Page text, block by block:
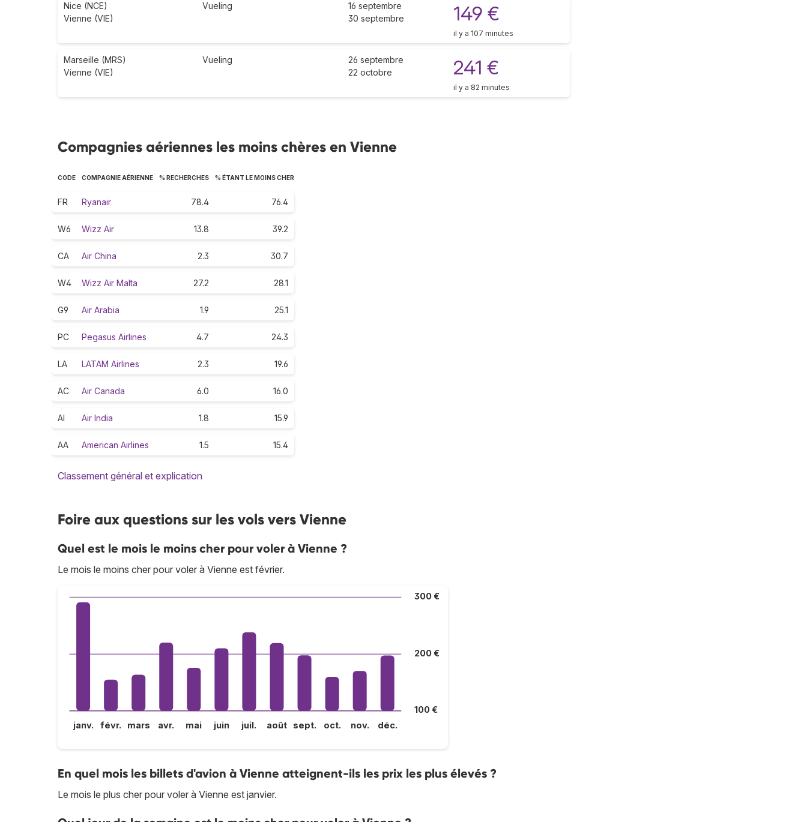
Nice (NCE)
Vienne (VIE)
Vueling
16 septembre
30 septembre
149 €
il y a 107 minutes
Marseille (MRS)
Vienne (VIE)
Vueling
26 septembre
22 octobre
241 €
il y a 82 minutes
Compagnies aériennes les moins chères en Vienne
CODE COMPAGNIE AÉRIENNE % RECHERCHES % ÉTANT LE MOINS CHER
FR Ryanair 78.4 76.4
W6 Wizz Air 13.8 39.2
CA Air China 2.3 30.7
W4 Wizz Air Malta 27.2 28.1
G9 Air Arabia 1.9 25.1
PC Pegasus Airlines 4.7 24.3
LA LATAM Airlines 2.3 19.6
AC Air Canada 6.0 16.0
AI Air India 1.8 15.9
AA American Airlines 1.5 15.4
Classement général et explication
Foire aux questions sur les vols vers Vienne
Quel est le mois le moins cher pour voler à Vienne ?
Le mois le moins cher pour voler à Vienne est février.
100 €
200 €
300 €
janv. févr. mars avr. mai juin juil. août sept. oct. nov. déc.
En quel mois les billets d'avion à Vienne atteignent-ils les prix les plus élevés ?
Le mois le plus cher pour voler à Vienne est janvier.